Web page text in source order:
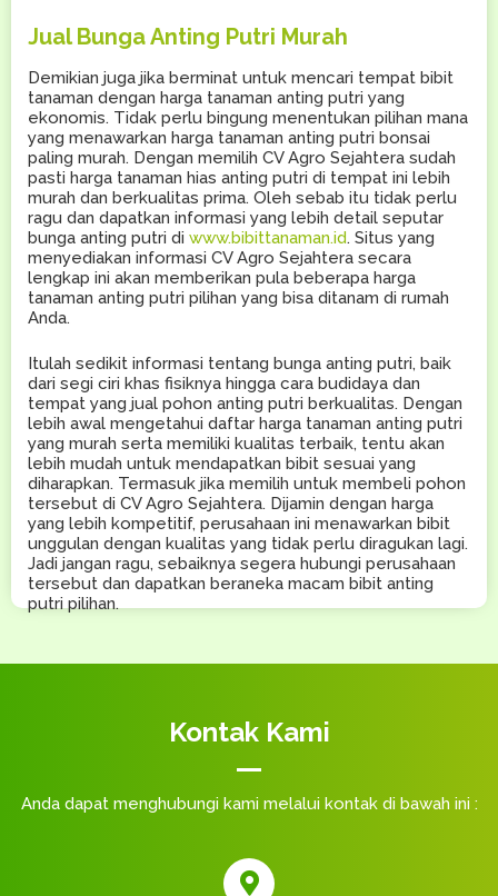
Jual Bunga Anting Putri Murah
Demikian juga jika berminat untuk mencari tempat bibit
tanaman dengan harga tanaman anting putri yang
ekonomis. Tidak perlu bingung menentukan pilihan mana
yang menawarkan harga tanaman anting putri bonsai
paling murah. Dengan memilih CV Agro Sejahtera sudah
pasti harga tanaman hias anting putri di tempat ini lebih
murah dan berkualitas prima. Oleh sebab itu tidak perlu
ragu dan dapatkan informasi yang lebih detail seputar
bunga anting putri di www.bibittanaman.id. Situs yang
menyediakan informasi CV Agro Sejahtera secara
lengkap ini akan memberikan pula beberapa harga
tanaman anting putri pilihan yang bisa ditanam di rumah
Anda.
Itulah sedikit informasi tentang bunga anting putri, baik
dari segi ciri khas fisiknya hingga cara budidaya dan
tempat yang jual pohon anting putri berkualitas. Dengan
lebih awal mengetahui daftar harga tanaman anting putri
yang murah serta memiliki kualitas terbaik, tentu akan
lebih mudah untuk mendapatkan bibit sesuai yang
diharapkan. Termasuk jika memilih untuk membeli pohon
tersebut di CV Agro Sejahtera. Dijamin dengan harga
yang lebih kompetitif, perusahaan ini menawarkan bibit
unggulan dengan kualitas yang tidak perlu diragukan lagi.
Jadi jangan ragu, sebaiknya segera hubungi perusahaan
tersebut dan dapatkan beraneka macam bibit anting
putri pilihan.
Kontak Kami
Anda dapat menghubungi kami melalui kontak di bawah ini :